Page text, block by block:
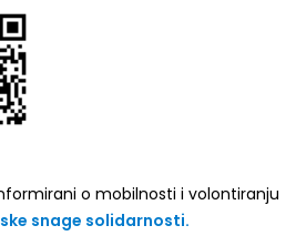
o mobilnosti i volontiranju
snage solidarnosti.